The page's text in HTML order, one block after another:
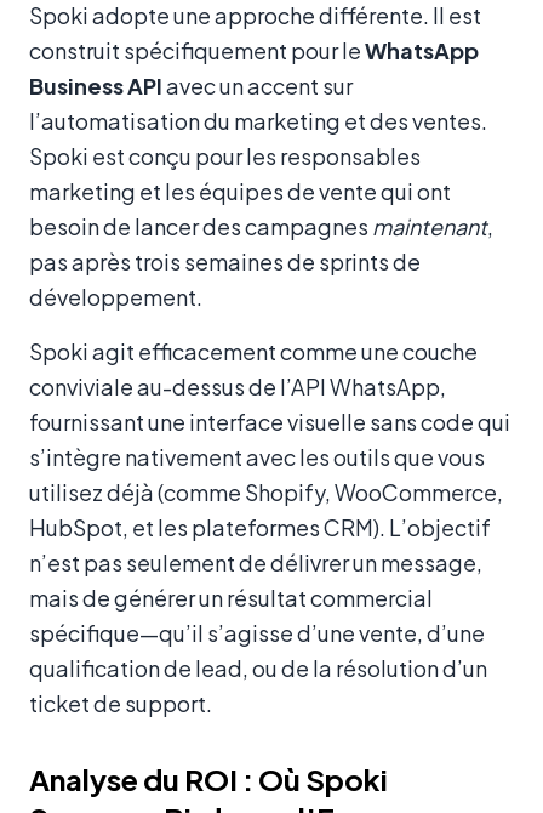
Spoki adopte une approche différente. Il est
construit spécifiquement pour leWhatsApp
Business APIavec un accent sur
l’automatisation du marketing et des ventes.
Spoki est conçu pour les responsables
marketing et les équipes de vente qui ont
besoin de lancer des campagnes maintenant,
pas après trois semaines de sprints de
développement.
Spoki agit efficacement comme une couche
conviviale au-dessus de l’API WhatsApp,
fournissant une interface visuelle sans code qui
s’intègre nativement avec les outils que vous
utilisez déjà (comme Shopify, WooCommerce,
HubSpot, et les plateformes CRM). L’objectif
n’est pas seulement de délivrer un message,
mais de générer un résultat commercial
spécifique—qu’il s’agisse d’une vente, d’une
qualification de lead, ou de la résolution d’un
ticket de support.
Analyse du ROI : Où Spoki